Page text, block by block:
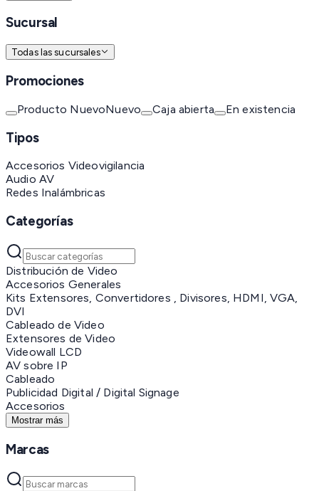
Sucursal
Todas las sucursales
Promociones
Producto NuevoNuevo Caja abierta En existencia
Tipos
Accesorios Videovigilancia
Audio AV
Redes Inalámbricas
Categorías
Distribución de Video
Accesorios Generales
Kits Extensores, Convertidores , Divisores, HDMI, VGA,
DVI
Cableado de Video
Extensores de Video
Videowall LCD
AV sobre IP
Cableado
Publicidad Digital / Digital Signage
Accesorios
Mostrar más
Marcas